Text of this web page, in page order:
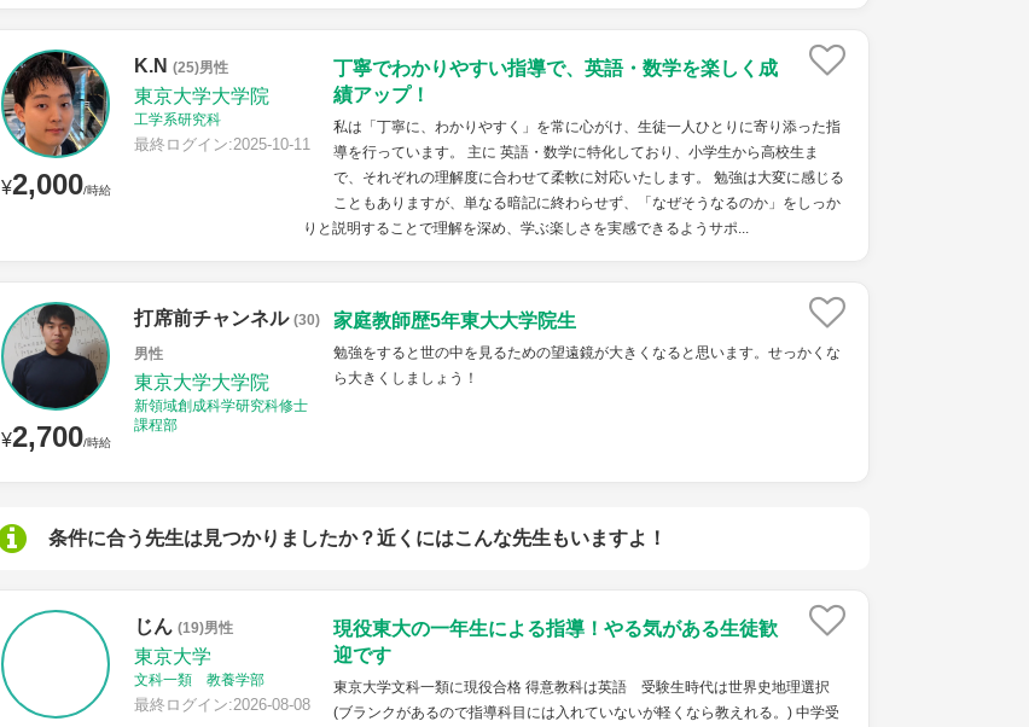
¥2,000/時給
K.N (25)男性
東京大学大学院
工学系研究科
最終ログイン:2025-10-11
丁寧でわかりやすい指導で、英語・数学を楽しく成
績アップ！
私は「丁寧に、わかりやすく」を常に心がけ、生徒一人ひとりに寄り添った指
導を行っています。 主に 英語・数学に特化しており、小学生から高校生ま
で、それぞれの理解度に合わせて柔軟に対応いたします。 勉強は大変に感じる
こともありますが、単なる暗記に終わらせず、「なぜそうなるのか」をしっか
りと説明することで理解を深め、学ぶ楽しさを実感できるようサポ...
¥2,700/時給
打席前チャンネル (30)
男性
東京大学大学院
新領域創成科学研究科修士
課程部
家庭教師歴5年東大大学院生
勉強をすると世の中を見るための望遠鏡が大きくなると思います。せっかくな
ら大きくしましょう！
条件に合う先生は見つかりましたか？近くにはこんな先生もいますよ！
じん (19)男性
東京大学
文科一類 教養学部
最終ログイン:2026-08-08
現役東大の一年生による指導！やる気がある生徒歓
迎です
東京大学文科一類に現役合格 得意教科は英語 受験生時代は世界史地理選択
(ブランクがあるので指導科目には入れていないが軽くなら教えれる。) 中学受